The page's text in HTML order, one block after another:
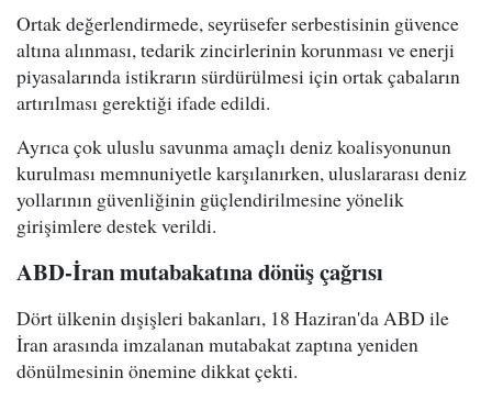
Ortak değerlendirmede, seyrüsefer serbestisinin güvence
altına alınması, tedarik zincirlerinin korunması ve enerji
piyasalarında istikrarın sürdürülmesi için ortak çabaların
artırılması gerektiği ifade edildi.
Ayrıca çok uluslu savunma amaçlı deniz koalisyonunun
kurulması memnuniyetle karşılanırken, uluslararası deniz
yollarının güvenliğinin güçlendirilmesine yönelik
girişimlere destek verildi.
ABD-İran mutabakatına dönüş çağrısı
Dört ülkenin dışişleri bakanları, 18 Haziran'da ABD ile
İran arasında imzalanan mutabakat zaptına yeniden
dönülmesinin önemine dikkat çekti.